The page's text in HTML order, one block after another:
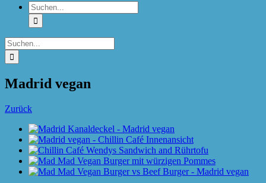
Suche
nach:
Suche
nach:
Madrid vegan
Zurück
Zeige
grösseres
Bild